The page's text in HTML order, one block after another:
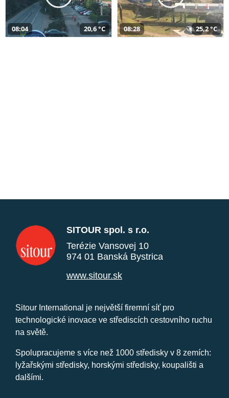
08:04 20,6 °C 08:28 25,2 °C
SITOUR spol. s r.o.
Terézie Vansovej 10
974 01 Banská Bystrica
www.sitour.sk
Sitour International je největší firemní síť pro
technologické inovace ve střediscích cestovního ruchu
na světě.
Spolupracujeme s více než 1000 středisky v 8 zemích:
lyžařskými středisky, horskými středisky, koupališti a
dalšími.